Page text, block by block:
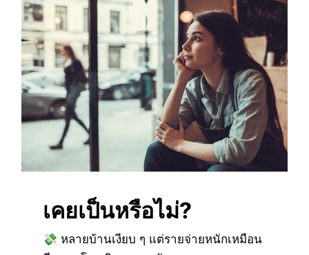
เคยเป็นหรือไม่?
💸 หลายบ้านเงียบ ๆ แต่รายจ่ายหนักเหมือน